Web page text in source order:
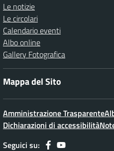
Le notizie
Le circolari
Calendario eventi
Albo online
Gallery Fotografica
Mappa del Sito
Amministrazione Trasparente
Dichiarazioni di accessibilità
Seguici su: